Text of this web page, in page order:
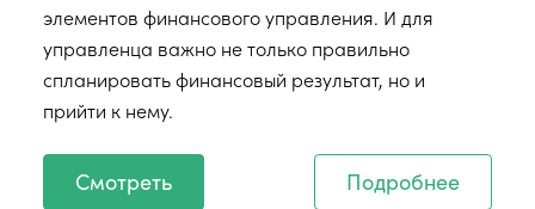
элементов финансового управления. И для
управленца важно не только правильно
спланировать финансовый результат, но и
прийти к нему.
Смотреть Подробнее